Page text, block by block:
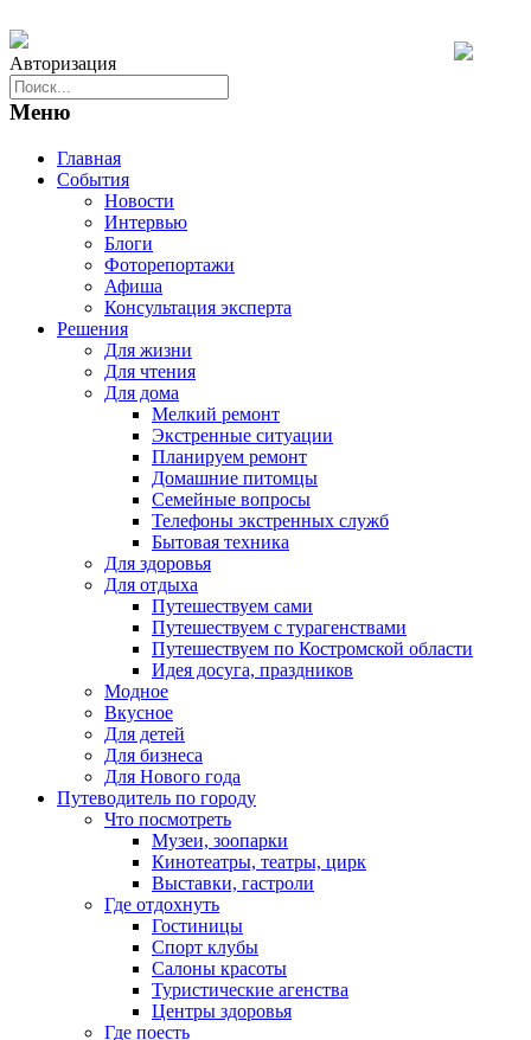
Авторизация
Меню
Главная
События
Новости
Интервью
Блоги
Фоторепортажи
Афиша
Консультация эксперта
Решения
Для жизни
Для чтения
Для дома
Мелкий ремонт
Экстренные ситуации
Планируем ремонт
Домашние питомцы
Семейные вопросы
Телефоны экстренных служб
Бытовая техника
Для здоровья
Для отдыха
Путешествуем сами
Путешествуем с турагенствами
Путешествуем по Костромской области
Идея досуга, праздников
Модное
Вкусное
Для детей
Для бизнеса
Для Нового года
Путеводитель по городу
Что посмотреть
Музеи, зоопарки
Кинотеатры, театры, цирк
Выставки, гастроли
Где отдохнуть
Гостиницы
Спорт клубы
Салоны красоты
Туристические агенства
Центры здоровья
Где поесть